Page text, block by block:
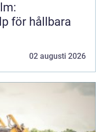
för hållbara
02 augusti 2026